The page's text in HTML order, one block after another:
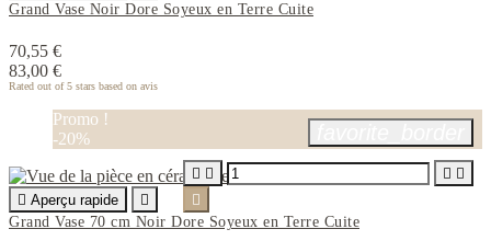
Grand Vase Noir Dore Soyeux en Terre Cuite
70,55 €
83,00 €
Rated out of 5 stars based on avis
Promo !
-20%
 Aperçu rapide

Grand Vase 70 cm Noir Dore Soyeux en Terre Cuite
   
